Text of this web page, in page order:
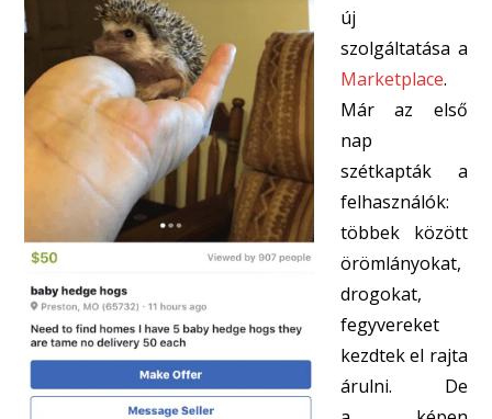
új
szolgáltatása a
Marketplace.
Már az első
nap
szétkapták a
felhasználók:
többek között
örömlányokat,
drogokat,
fegyvereket
kezdtek el rajta
árulni. De